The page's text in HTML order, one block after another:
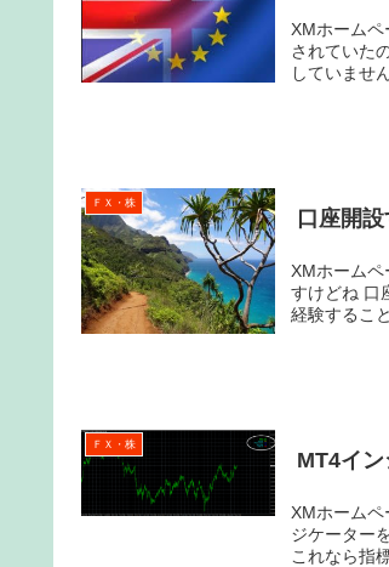
XMホームページ 私は海外口座のＸＭでＦＸトレードをしています 先週は
されていた
ＦＸ・株
口座開
XMホームページ まずは無料ではじめてみましょう XMというFX会社があり
すけどね 口
ＦＸ・株
MT4イ
XMホームページ MT4はスプレッドを画面に表示する機能が標準搭載されて
ジケーター
これなら指